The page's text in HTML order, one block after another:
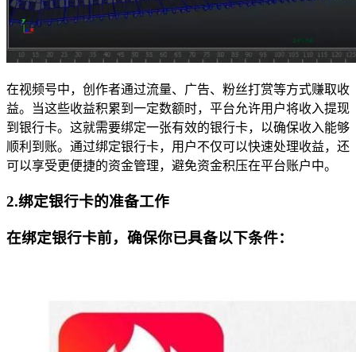
在视频号中，创作者通过流量、广告、粉丝打赏等方式赚取收
益。当这些收益积累到一定数额时，平台允许用户将收入提现
到银行卡。这就需要绑定一张有效的银行卡，以确保收入能够
顺利到账。通过绑定银行卡，用户不仅可以快速处理收益，还
可以享受更便捷的资金管理，避免资金积压在平台账户中。
2.绑定银行卡的准备工作
在绑定银行卡前，确保你已具备以下条件：